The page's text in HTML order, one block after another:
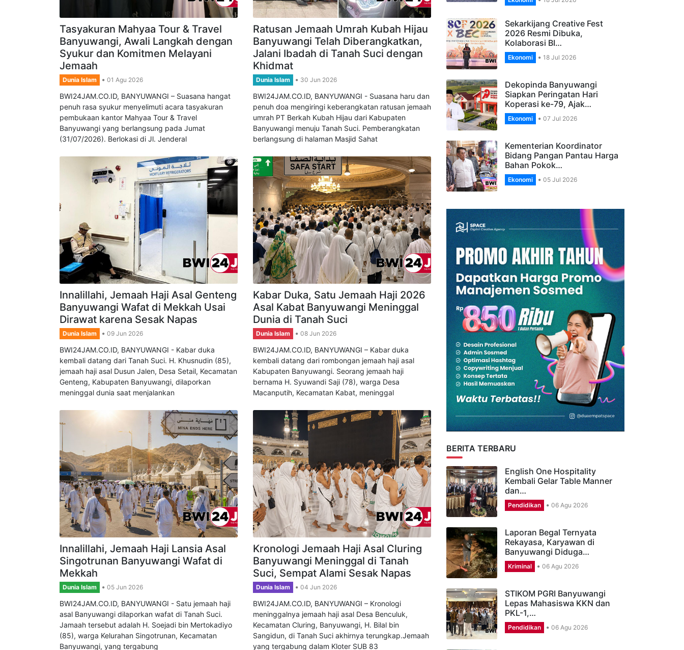
Tasyakuran Mahyaa Tour & Travel
Banyuwangi, Awali Langkah dengan
Syukur dan Komitmen Melayani
Jemaah
Dunia Islam 01 Agu 2026
BWI24JAM.CO.ID, BANYUWANGI – Suasana hangat
penuh rasa syukur menyelimuti acara tasyakuran
Banyuwangi yang berlangsung pada Jumat
(31/07/2026). Berlokasi di Jl. Jenderal
Ratusan Jemaah Umrah Kubah Hijau
Banyuwangi Telah Diberangkatkan,
Jalani Ibadah di Tanah Suci dengan
Khidmat
Dunia Islam 30 Jun 2026
BWI24JAM.CO.ID, BANYUWANGI - Suasana haru dan
penuh doa mengiringi keberangkatan ratusan jemaah
Banyuwangi menuju Tanah Suci. Pemberangkatan
berlangsung di halaman Masjid Sahat
Innalillahi, Jemaah Haji Asal Genteng
Banyuwangi Wafat di Mekkah Usai
Dirawat karena Sesak Napas
Dunia Islam 09 Jun 2026
BWI24JAM.CO.ID, BANYUWANGI - Kabar duka
kembali datang dari Tanah Suci. H. Khusnudin (85),
Genteng, Kabupaten Banyuwangi, dilaporkan
meninggal dunia saat menjalankan
Kabar Duka, Satu Jemaah Haji 2026
Asal Kabat Banyuwangi Meninggal
Dunia di Tanah Suci
Dunia Islam 08 Jun 2026
BWI24JAM.CO.ID, BANYUWANGI – Kabar duka
kembali datang dari rombongan jemaah haji asal
bernama H. Syuwandi Saji (78), warga Desa
Macanputih, Kecamatan Kabat, meninggal
Innalillahi, Jemaah Haji Lansia Asal
Singotrunan Banyuwangi Wafat di
Mekkah
Dunia Islam 05 Jun 2026
BWI24JAM.CO.ID, BANYUWANGI - Satu jemaah haji
asal Banyuwangi dilaporkan wafat di Tanah Suci.
Kronologi Jemaah Haji Asal Cluring
Banyuwangi Meninggal di Tanah
Suci, Sempat Alami Sesak Napas
Dunia Islam 04 Jun 2026
BWI24JAM.CO.ID, BANYUWANGI – Kronologi
meninggalnya jemaah haji asal Desa Benculuk,
Banyuwangi, Apresiasi
Ekonomi 18 Jul 2026
Sekarkijang Creative Fest
2026 Resmi Dibuka,
Ekonomi 18 Jul 2026
Dekopinda Banyuwangi
Siapkan Peringatan Hari
Ekonomi 07 Jul 2026
Kementerian Koordinator
Bidang Pangan Pantau Harga
Ekonomi 05 Jul 2026
BERITA TERBARU
English One Hospitality
Kembali Gelar Table Manner
Pendidikan 06 Agu 2026
Laporan Begal Ternyata
Rekayasa, Karyawan di
Kriminal 06 Agu 2026
STIKOM PGRI Banyuwangi
Lepas Mahasiswa KKN dan